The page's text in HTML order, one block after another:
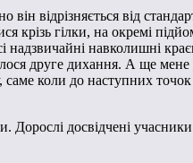
відрізняється від
гілки, на окремі
навколишні
друге дихання. А ще мене
коли до наступних точок
досвідчені